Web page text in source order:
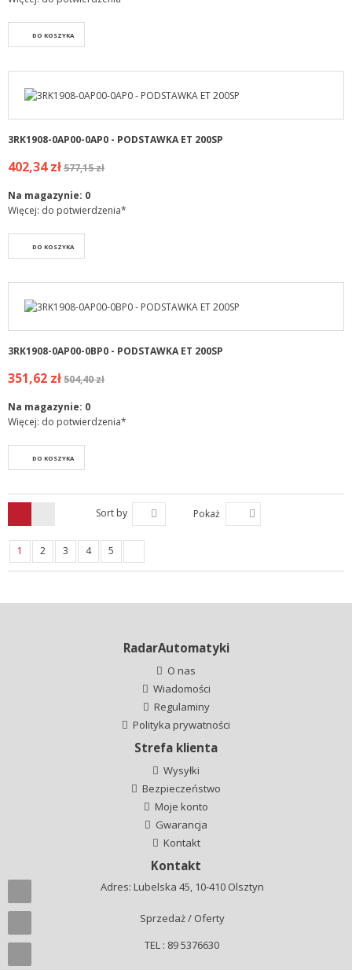
DO KOSZYKA
3RK1908-0AP00-0AP0 - PODSTAWKA ET 200SP
402,34 zł577,15 zł
Na magazynie: 0
Więcej: do potwierdzenia*
DO KOSZYKA
3RK1908-0AP00-0BP0 - PODSTAWKA ET 200SP
351,62 zł504,40 zł
Na magazynie: 0
Więcej: do potwierdzenia*
DO KOSZYKA
Sort by Pokaż
1 2 3 4 5
RadarAutomatyki
O nas
Wiadomości
Regulaminy
Polityka prywatności
Strefa klienta
Wysyłki
Bezpieczeństwo
Moje konto
Gwarancja
Kontakt
Kontakt
Adres: Lubelska 45, 10-410 Olsztyn
Sprzedaż / Oferty
TEL : 89 5376630